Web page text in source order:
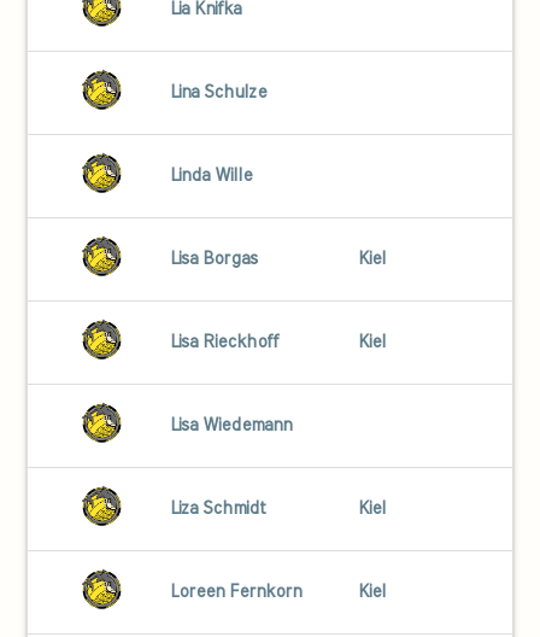
Lia Knifka
Lina Schulze
Linda Wille
Lisa Borgas Kiel
Lisa Rieckhoff Kiel
Lisa Wiedemann
Liza Schmidt Kiel
Loreen Fernkorn Kiel